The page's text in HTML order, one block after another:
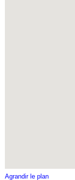
Agrandir le plan